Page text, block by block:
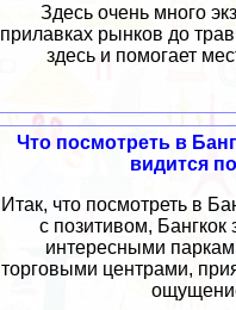
Здесь очень много
прилавках рынков до
здесь и помогает
Что посмотреть в
видится
Итак, что посмотреть в
с позитивом, Бангкок
интересными
торговыми центрами,